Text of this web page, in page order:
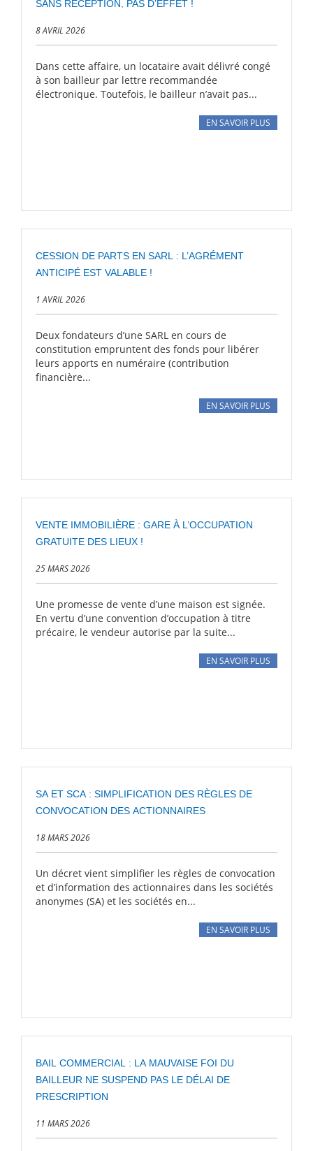
SANS RÉCEPTION, PAS D’EFFET !
8 AVRIL 2026
Dans cette affaire, un locataire avait délivré congé
à son bailleur par lettre recommandée
électronique. Toutefois, le bailleur n’avait pas...
EN SAVOIR PLUS
CESSION DE PARTS EN SARL : L’AGRÉMENT
ANTICIPÉ EST VALABLE !
1 AVRIL 2026
Deux fondateurs d’une SARL en cours de
constitution empruntent des fonds pour libérer
leurs apports en numéraire (contribution
financière...
EN SAVOIR PLUS
VENTE IMMOBILIÈRE : GARE À L’OCCUPATION
GRATUITE DES LIEUX !
25 MARS 2026
Une promesse de vente d’une maison est signée.
En vertu d’une convention d’occupation à titre
précaire, le vendeur autorise par la suite...
EN SAVOIR PLUS
SA ET SCA : SIMPLIFICATION DES RÈGLES DE
CONVOCATION DES ACTIONNAIRES
18 MARS 2026
Un décret vient simplifier les règles de convocation
et d’information des actionnaires dans les sociétés
anonymes (SA) et les sociétés en...
EN SAVOIR PLUS
BAIL COMMERCIAL : LA MAUVAISE FOI DU
BAILLEUR NE SUSPEND PAS LE DÉLAI DE
PRESCRIPTION
11 MARS 2026